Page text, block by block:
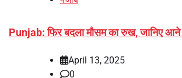
Punjab: फिर बदला मौसम का रुख, जानिए आने
April 13, 2025
0